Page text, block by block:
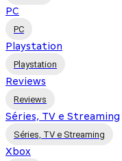
PC
PC
Playstation
Playstation
Reviews
Reviews
Séries, TV e Streaming
Séries, TV e Streaming
Xbox